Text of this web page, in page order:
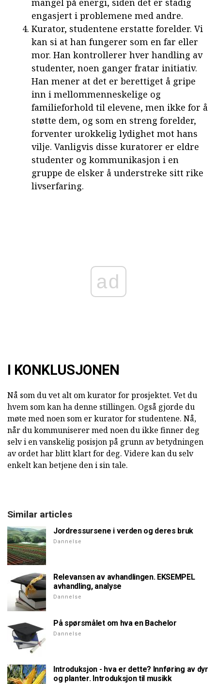
mangel på energi, siden det er stadig
engasjert i problemene med andre.
Kurator, studentene erstatte forelder. Vi
kan si at han fungerer som en far eller
mor. Han kontrollerer hver handling av
studenter, noen ganger fratar initiativ.
Han mener at det er berettiget å gripe
inn i mellommenneskelige og
familieforhold til elevene, men ikke for å
støtte dem, og som en streng forelder,
forventer urokkelig lydighet mot hans
vilje. Vanligvis disse kuratorer er eldre
studenter og kommunikasjon i en
gruppe de elsker å understreke sitt rike
livserfaring.
ad
I KONKLUSJONEN
Nå som du vet alt om kurator for prosjektet. Vet du
hvem som kan ha denne stillingen. Også gjorde du
møte med noen som er kurator for studentene. Nå,
når du kommuniserer med noen du ikke finner deg
selv i en vanskelig posisjon på grunn av betydningen
av ordet har blitt klart for deg. Videre kan du selv
enkelt kan betjene den i sin tale.
Similar articles
Jordressursene i verden og deres bruk
Dannelse
Relevansen av avhandlingen. EKSEMPEL
avhandling, analyse
Dannelse
På spørsmålet om hva en Bachelor
Dannelse
Introduksjon - hva er dette? Innføring av dyr
og planter. Introduksjon til musikk